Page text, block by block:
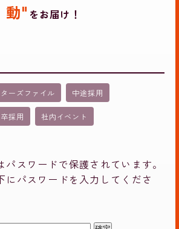
動" をお届け！
ーズファイル 中途採用
採用 社内イベント
パスワードで保護されています。
にパスワードを入力してくださ